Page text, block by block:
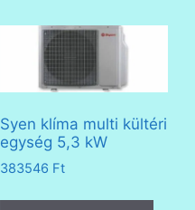
Syen klíma multi kültéri
egység 5,3 kW
383546 Ft